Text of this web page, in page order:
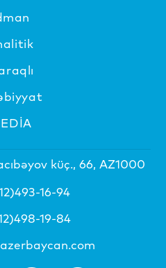
küç., 66, AZ1000
16-94
19-84